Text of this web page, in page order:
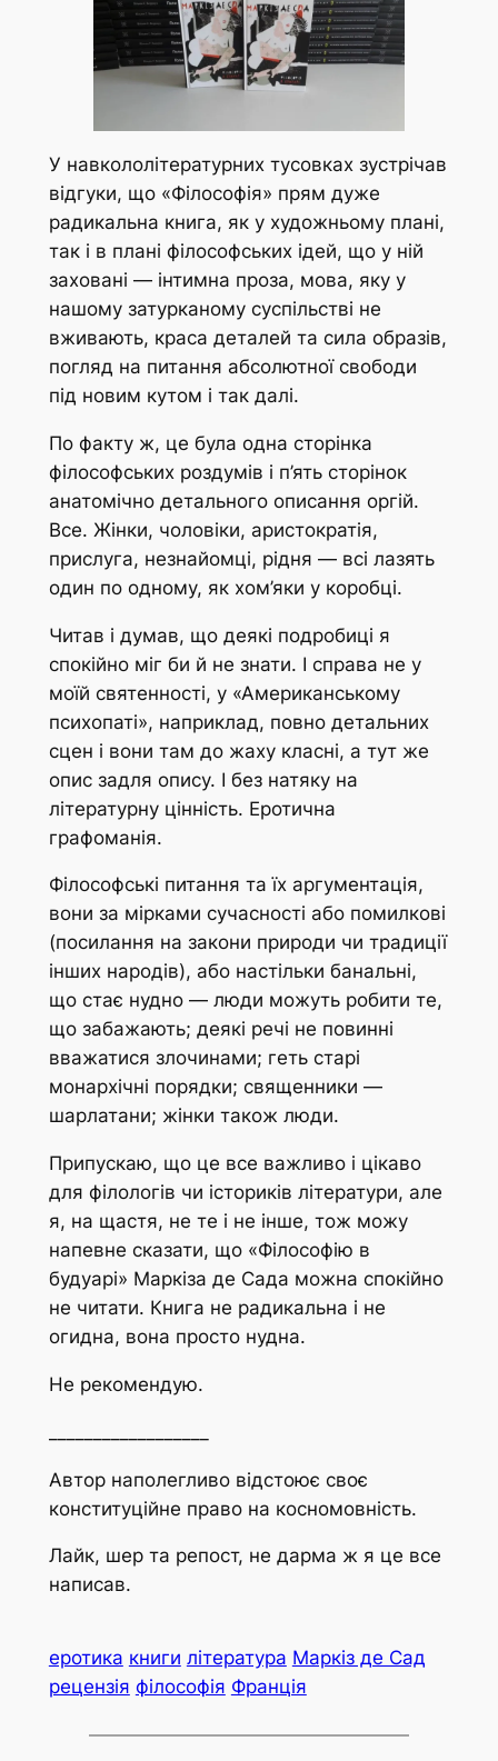
У навкололітературних тусовках зустрічав
відгуки, що «Філософія» прям дуже
радикальна книга, як у художньому плані,
так і в плані філософських ідей, що у ній
заховані — інтимна проза, мова, яку у
нашому затурканому суспільстві не
вживають, краса деталей та сила образів,
погляд на питання абсолютної свободи
під новим кутом і так далі.
По факту ж, це була одна сторінка
філософських роздумів і п’ять сторінок
анатомічно детального описання оргій.
Все. Жінки, чоловіки, аристократія,
прислуга, незнайомці, рідня — всі лазять
один по одному, як хом’яки у коробці.
Читав і думав, що деякі подробиці я
спокійно міг би й не знати. І справа не у
моїй святенності, у «Американському
психопаті», наприклад, повно детальних
сцен і вони там до жаху класні, а тут же
опис задля опису. І без натяку на
літературну цінність. Еротична
графоманія.
Філософські питання та їх аргументація,
вони за мірками сучасності або помилкові
(посилання на закони природи чи традиції
інших народів), або настільки банальні,
що стає нудно — люди можуть робити те,
що забажають; деякі речі не повинні
вважатися злочинами; геть старі
монархічні порядки; священники —
шарлатани; жінки також люди.
Припускаю, що це все важливо і цікаво
для філологів чи істориків літератури, але
я, на щастя, не те і не інше, тож можу
напевне сказати, що «Філософію в
будуарі» Маркіза де Сада можна спокійно
не читати. Книга не радикальна і не
огидна, вона просто нудна.
Не рекомендую.
Автор наполегливо відстоює своє
конституційне право на косномовність.
Лайк, шер та репост, не дарма ж я це все
написав.
еротика книги література Маркіз де Сад
рецензія філософія Франція